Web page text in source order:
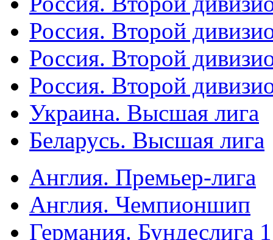
Россия. Второй
Россия. Второй
Россия. Второй
Украина. Высшая лига
Беларусь. Высшая лига
Англия. Премьер-лига
Англия. Чемпионшип
Германия. Бундеслига 1